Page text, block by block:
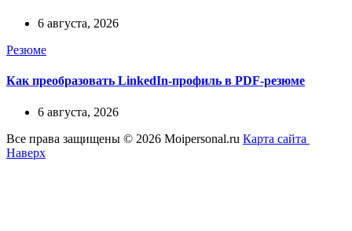
6 августа, 2026
Резюме
Как преобразовать LinkedIn-профиль в PDF-резюме
6 августа, 2026
Все права защищены © 2026 Moipersonal.ru Карта сайта
Наверх